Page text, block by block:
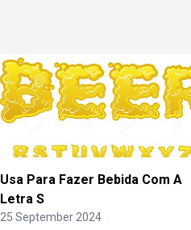
Usa Para Fazer Bebida Com A
Letra S
25 September 2024